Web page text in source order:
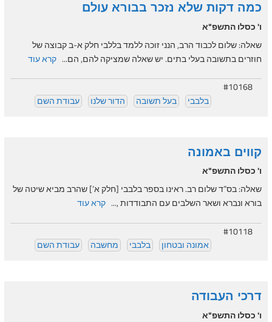
כמה דקות שלא נזכר בבורא עולם
ו' כסלו התשפ"א
שאלה: שלום לכבוד הרב, הנני זוכה ללמד בללבי חלק א-ב קבוצה של
חוזרים בתשובה בעלי בתים. יש שאלה שמציקה להם, הם... קרא עוד
#10168
בלבבי
בעל תשובה הדור שלנו עבודת השם
קווים באמונה
ו' כסלו התשפ"א
שאלה: בס”ד שלום רב. ראינו בספר בלבבי [חלק א’] שהרב מביא שיטה של
בורא ונברא ושאר השלבים עם התבודדות ,... קרא עוד
#10118
אמונה ובטחון
בלבבי מחשבה עבודת השם
דרכי העבודה
ו' כסלו התשפ"א